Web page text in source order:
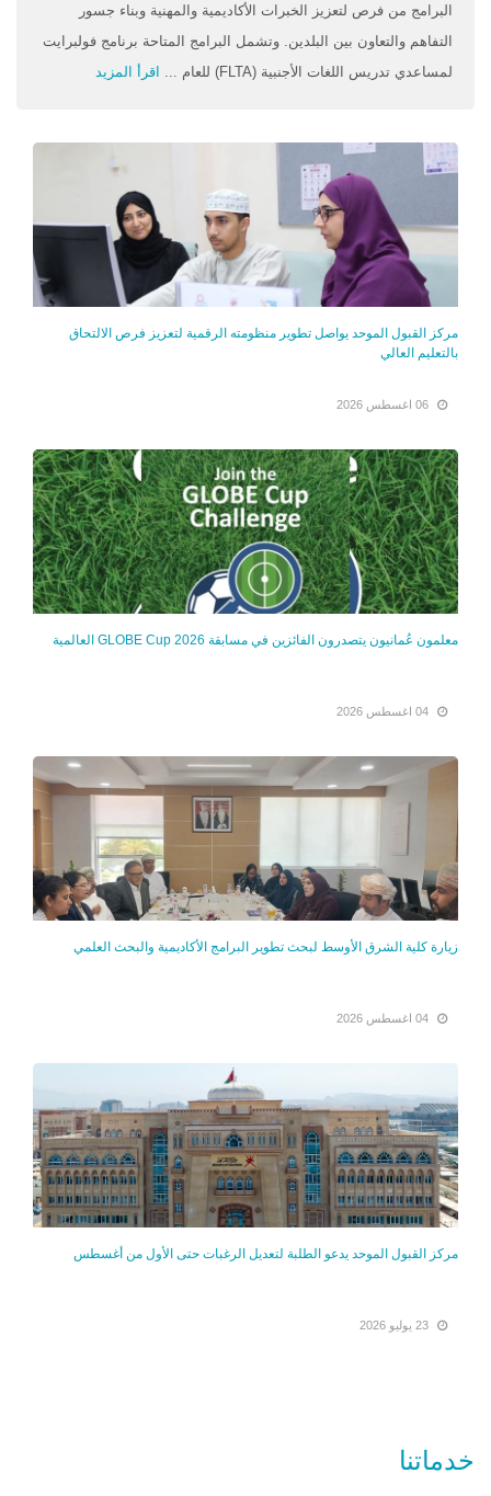
البرامج من فرص لتعزيز الخبرات الأكاديمية والمهنية وبناء جسور
التفاهم والتعاون بين البلدين. وتشمل البرامج المتاحة برنامج فولبرايت
لمساعدي تدريس اللغات الأجنبية (FLTA) للعام ...
اقرأ المزيد
مركز القبول الموحد يواصل تطوير منظومته الرقمية لتعزيز فرص الالتحاق
بالتعليم العالي
06 اغسطس 2026
معلمون عُمانيون يتصدرون الفائزين في مسابقة GLOBE Cup 2026 العالمية
04 اغسطس 2026
زيارة كلية الشرق الأوسط لبحث تطوير البرامج الأكاديمية والبحث العلمي
04 اغسطس 2026
مركز القبول الموحد يدعو الطلبة لتعديل الرغبات حتى الأول من أغسطس
23 يوليو 2026
خدماتنا